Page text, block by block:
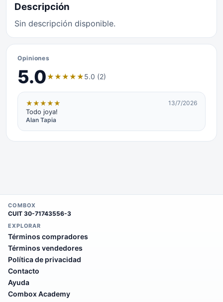
Descripción
Sin descripción disponible.
Opiniones
5.0★★★★★5.0 (2)
★★★★★ 13/7/2026
Todo joya!
Alan Tapia
COMBOX
CUIT 30-71743556-3
EXPLORAR
Términos compradores
Términos vendedores
Política de privacidad
Contacto
Ayuda
Combox Academy